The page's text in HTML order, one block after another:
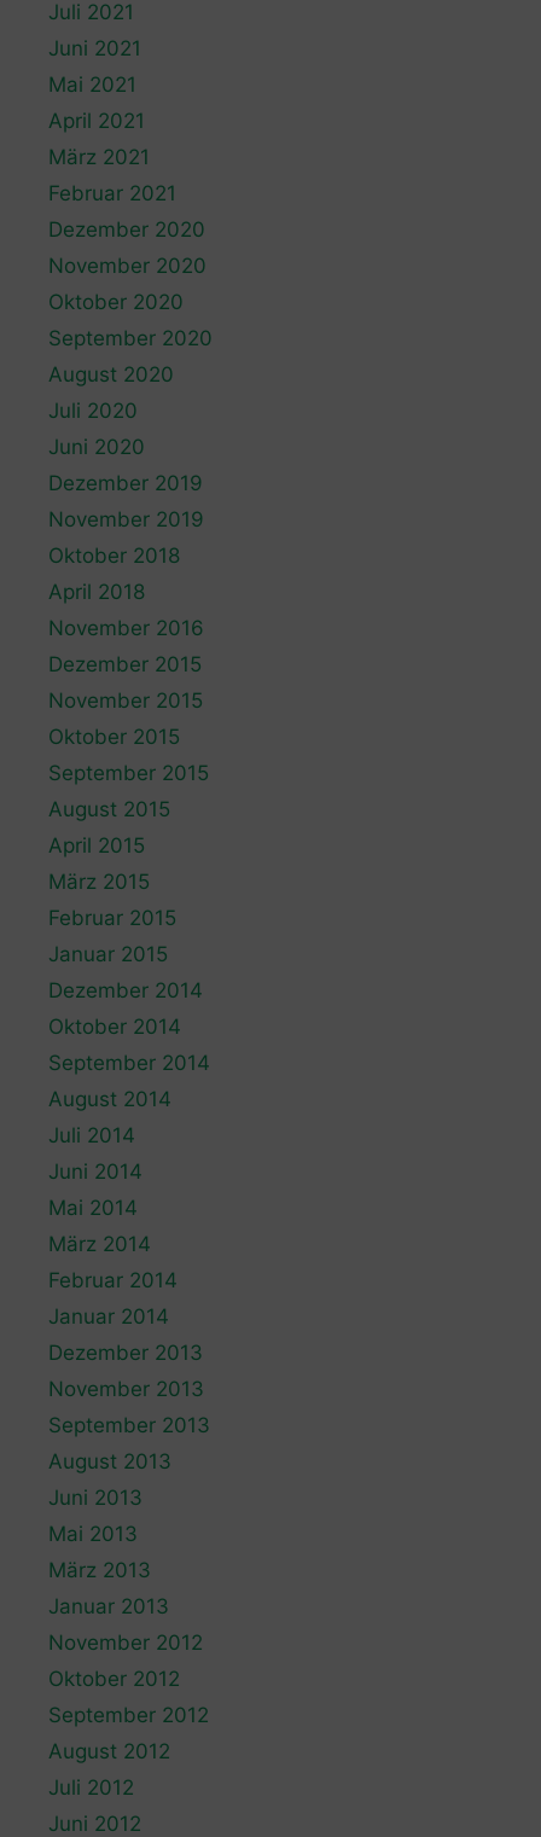
Juli 2021
Juni 2021
Mai 2021
April 2021
März 2021
Februar 2021
Dezember 2020
November 2020
Oktober 2020
September 2020
August 2020
Juli 2020
Juni 2020
Dezember 2019
November 2019
Oktober 2018
April 2018
November 2016
Dezember 2015
November 2015
Oktober 2015
September 2015
August 2015
April 2015
März 2015
Februar 2015
Januar 2015
Dezember 2014
Oktober 2014
September 2014
August 2014
Juli 2014
Juni 2014
Mai 2014
März 2014
Februar 2014
Januar 2014
Dezember 2013
November 2013
September 2013
August 2013
Juni 2013
Mai 2013
März 2013
Januar 2013
November 2012
Oktober 2012
September 2012
August 2012
Juli 2012
Juni 2012